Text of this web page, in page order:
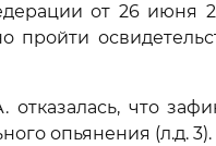
от 26 июня
что
опьянения (л.д. 3).